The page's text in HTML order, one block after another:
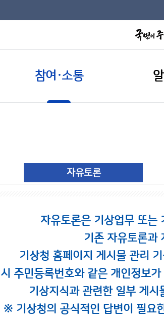
참여·소통
자유토론
자유토론은 기상업무 또는
기존 자유토론과
기상청 홈페이지 게시물 관리
주민등록번호와 같은 개인정보
기상지식과 관련한 일부 게
※ 기상청의 공식적인 답변이 필요